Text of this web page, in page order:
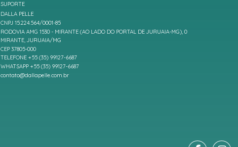
SUPORTE
DALLA PELLE
CNPJ 15.224.564/0001-85
RODOVIA AMG 1530 - MIRANTE (AO LADO DO PORTAL DE JURUAIA-MG), 0
MIRANTE, JURUAIA/MG
CEP 37805-000
TELEFONE +55 (35) 99127-6687
WHATSAPP +55 (35) 99127-6687
contato@dallapelle.com.br